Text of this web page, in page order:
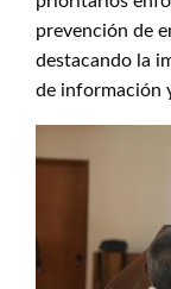
prevención de
destacando la
de información